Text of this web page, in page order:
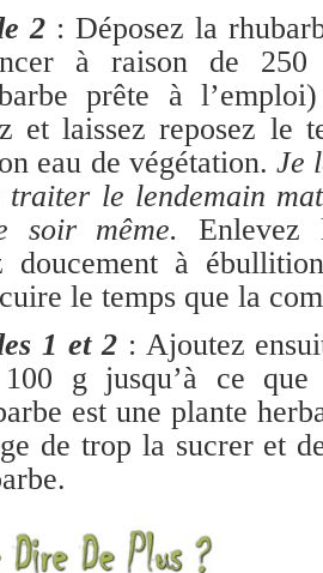
2 : Déposez la
à raison de
prête à
et laissez reposez le
eau de végétation. Je
le lendemain
soir même.
Enlevez
doucement à
le temps que la
1 et 2 : Ajoutez
g jusqu’à ce
est une plante
de trop la sucrer et